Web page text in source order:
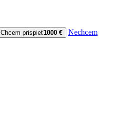
Chcem prispieť1000 €
Nechcem